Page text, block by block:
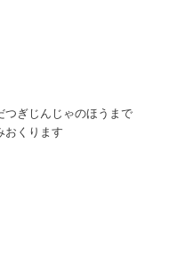
ぎじんじゃのほうまで
くります